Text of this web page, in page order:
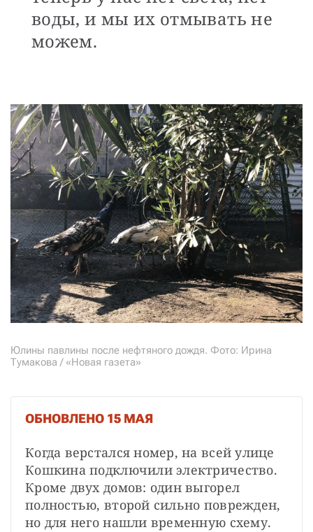
воды, и мы их отмывать не
можем.
Юлины павлины после нефтяного дождя. Фото: Ирина
Тумакова / «Новая газета»
ОБНОВЛЕНО 15 МАЯ
Когда верстался номер, на всей улице
Кошкина подключили электричество.
Кроме двух домов: один выгорел
полностью, второй сильно поврежден,
но для него нашли временную схему.